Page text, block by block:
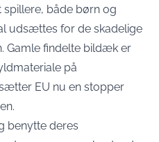
spillere, både børn og
udsættes for de skadelige
Gamle findelte bildæk er
på
EU nu en stopper
benytte deres